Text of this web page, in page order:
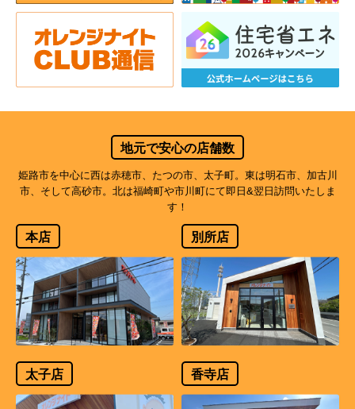
地元で安心の店舗数
姫路市を中心に西は赤穂市、たつの市、太子町。東は明石市、加古川
市、そして高砂市。北は福崎町や市川町にて即日&翌日訪問いたしま
す！
本店 別所店
太子店 香寺店